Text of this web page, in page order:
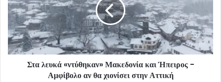
Στα λευκά «ντύθηκαν» Μακεδονία και Ήπειρος -
Αμφίβολο αν θα χιονίσει στην Αττική